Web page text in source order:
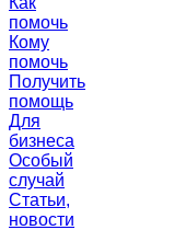
помочь
Кому
помочь
Получить
помощь
Для
бизнеса
Особый
случай
Статьи,
новости